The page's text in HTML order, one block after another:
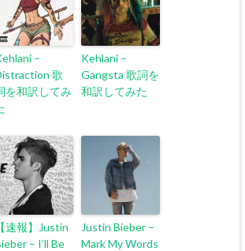
–
歌
を和訳してみ
Kehlani –
Gangsta 歌詞を
和訳してみた
【速報】Justin
– I’ll Be
Justin Bieber –
Mark My Words